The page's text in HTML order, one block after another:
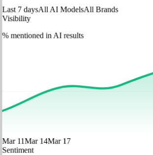
Last 7 daysAll AI ModelsAll Brands
Visibility
% mentioned in AI results
Mar 11Mar 14Mar 17
Sentiment